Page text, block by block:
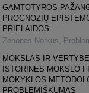
GAMTOTYROS
PROGNOZIŲ
PRIELAIDOS
Zenonas Norkus,
MOKSLAS IR
ISTORINĖS MOKSLO
MOKYKLOS
PROBLEMIŠKUMAS